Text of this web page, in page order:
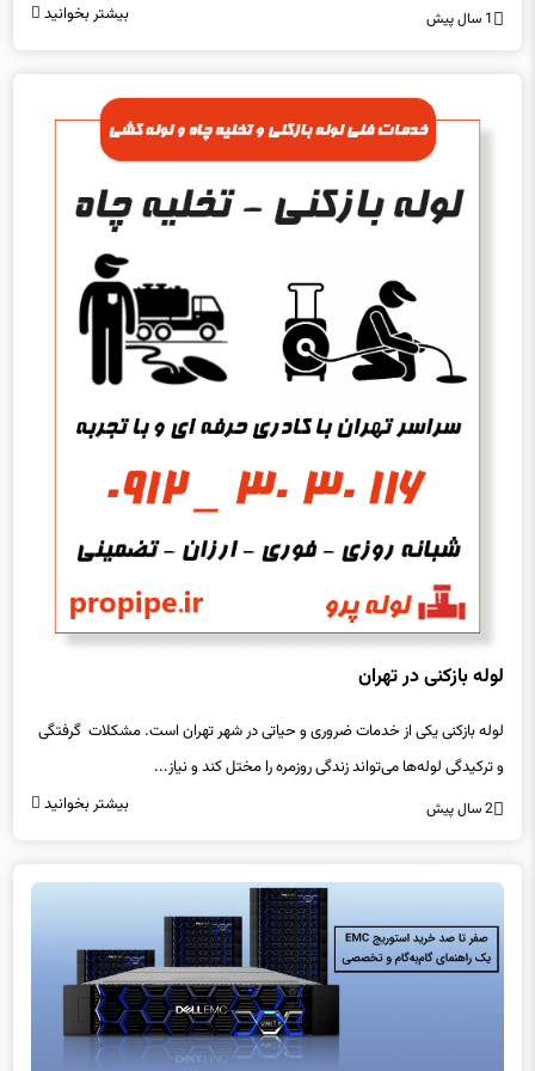
1 سال پیش بیشتر بخوانید
لوله بازکنی در تهران
لوله بازکنی یکی از خدمات ضروری و حیاتی در شهر تهران است. مشکلات گرفتگی
و ترکیدگی لوله‌ها می‌تواند زندگی روزمره را مختل کند و نیاز...
2 سال پیش بیشتر بخوانید